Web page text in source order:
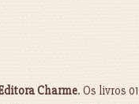
Charme. Os livros 01